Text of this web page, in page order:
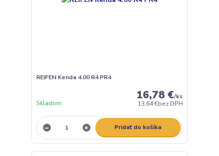
REIFEN Kenda 4.00 R4 PR4
16,78 €/ks
13,64 €bez DPH
Skladom
Pridať do košíka